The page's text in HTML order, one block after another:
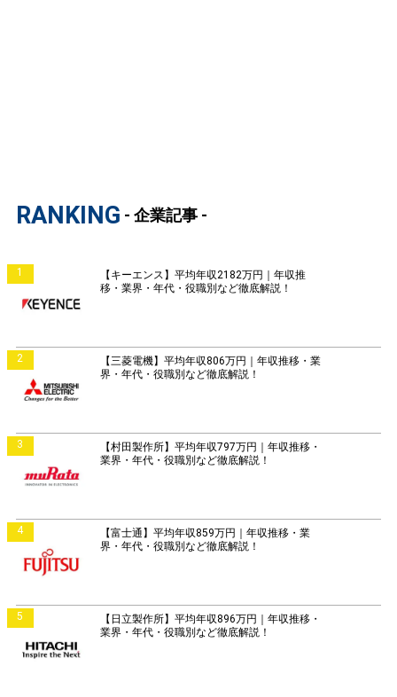
RANKING - 企業記事 -
1
【キーエンス】平均年収2182万円｜年収推
移・業界・年代・役職別など徹底解説！
2
【三菱電機】平均年収806万円｜年収推移・業
界・年代・役職別など徹底解説！
3
【村田製作所】平均年収797万円｜年収推移・
業界・年代・役職別など徹底解説！
4
【富士通】平均年収859万円｜年収推移・業
界・年代・役職別など徹底解説！
5
【日立製作所】平均年収896万円｜年収推移・
業界・年代・役職別など徹底解説！